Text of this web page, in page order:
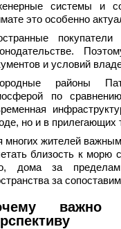
системы и
это особенно
и условий
районы
по
но и в прилегающих
многих жителей
близость к морю
дома за
за
важно